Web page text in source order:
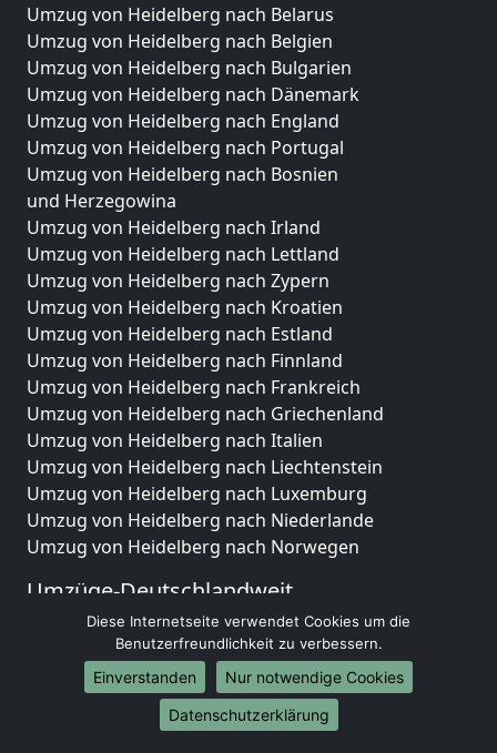
Umzug von Heidelberg nach Belarus
Umzug von Heidelberg nach Belgien
Umzug von Heidelberg nach Bulgarien
Umzug von Heidelberg nach Dänemark
Umzug von Heidelberg nach England
Umzug von Heidelberg nach Portugal
Umzug von Heidelberg nach Bosnien
und Herzegowina
Umzug von Heidelberg nach Irland
Umzug von Heidelberg nach Lettland
Umzug von Heidelberg nach Zypern
Umzug von Heidelberg nach Kroatien
Umzug von Heidelberg nach Estland
Umzug von Heidelberg nach Finnland
Umzug von Heidelberg nach Frankreich
Umzug von Heidelberg nach Griechenland
Umzug von Heidelberg nach Italien
Umzug von Heidelberg nach Liechtenstein
Umzug von Heidelberg nach Luxemburg
Umzug von Heidelberg nach Niederlande
Umzug von Heidelberg nach Norwegen
Umzüge-Deutschlandweit
Umzug von Heidelberg nach Berlin
Umzug von Heidelberg nach Hamburg
Umzug von Heidelberg nach München
Umzug von Heidelberg nach Köln
Umzug von Heidelberg nach Frankfurt am Main
Diese Internetseite verwendet Cookies um die
Benutzerfreundlichkeit zu verbessern.
Einverstanden
Nur notwendige Cookies
Datenschutzerklärung